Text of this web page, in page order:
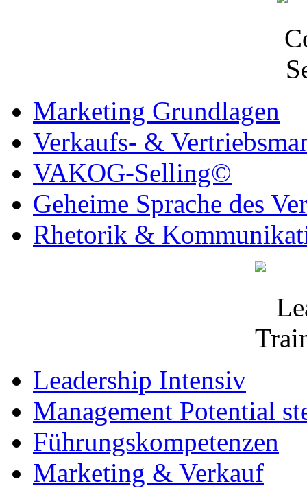
Marketing Grundlagen
Verkaufs- &
VAKOG-Selling©
Geheime Sprache des
Rhetorik &
Leadership Intensiv
Management Potential
Führungskompetenzen
Marketing & Verkauf